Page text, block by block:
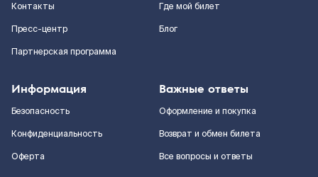
Контакты
Пресс-центр
Партнерская программа
Где мой билет
Блог
Информация
Безопасность
Конфиденциальность
Оферта
Важные ответы
Оформление и покупка
Возврат и обмен билета
Все вопросы и ответы